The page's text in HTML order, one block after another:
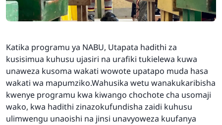
Katika programu ya NABU, Utapata hadithi za
kusisimua kuhusu ujasiri na urafiki tukielewa kuwa
unaweza kusoma wakati wowote upatapo muda hasa
wakati wa mapumziko.Wahusika wetu wanakukaribisha
kwenye programu kwa kiwango chochote cha usomaji
wako, kwa hadithi zinazokufundisha zaidi kuhusu
ulimwengu unaoishi na jinsi unavyoweza kuufanya